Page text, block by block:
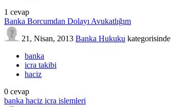
1 cevap
Banka Borcumdan Dolayı Avukatlığım
21, Nisan, 2013 Banka Hukuku kategorisinde
banka
icra takibi
haciz
0 cevap
banka haciz icra islemleri